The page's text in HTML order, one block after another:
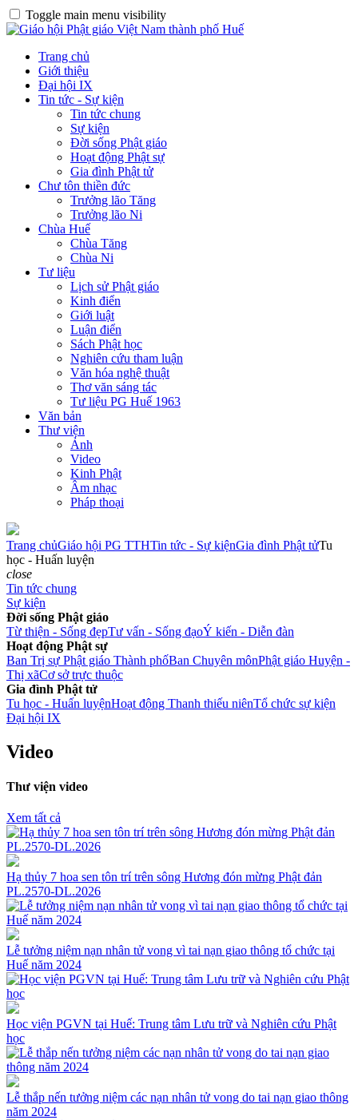
Toggle main menu visibility
Trang chủ
Giới thiệu
Đại hội IX
Tin tức - Sự kiện
Tin tức chung
Sự kiện
Đời sống Phật giáo
Hoạt động Phật sự
Gia đình Phật tử
Chư tôn thiền đức
Trưởng lão Tăng
Trưởng lão Ni
Chùa Huế
Chùa Tăng
Chùa Ni
Tư liệu
Lịch sử Phật giáo
Kinh điển
Giới luật
Luận điển
Sách Phật học
Nghiên cứu tham luận
Văn hóa nghệ thuật
Thơ văn sáng tác
Tư liệu PG Huế 1963
Văn bản
Thư viện
Ảnh
Video
Kinh Phật
Âm nhạc
Pháp thoại
Trang chủGiáo hội PG TTHTin tức - Sự kiệnGia đình Phật tửTu
học - Huấn luyện
close
Tin tức chung
Sự kiện
Đời sống Phật giáo
Từ thiện - Sống đẹpTư vấn - Sống đạoÝ kiến - Diễn đàn
Hoạt động Phật sự
Ban Trị sự Phật giáo Thành phốBan Chuyên mônPhật giáo Huyện -
Thị xãCơ sở trực thuộc
Gia đình Phật tử
Tu học - Huấn luyệnHoạt động Thanh thiếu niênTổ chức sự kiện
Đại hội IX
Video
Thư viện video
Xem tất cả
Hạ thủy 7 hoa sen tôn trí trên sông Hương đón mừng Phật đản
PL.2570-DL.2026
Lễ tưởng niệm nạn nhân tử vong vì tai nạn giao thông tổ chức tại
Huế năm 2024
Học viện PGVN tại Huế: Trung tâm Lưu trữ và Nghiên cứu Phật
học
Lễ thắp nến tưởng niệm các nạn nhân tử vong do tai nạn giao thông
năm 2024